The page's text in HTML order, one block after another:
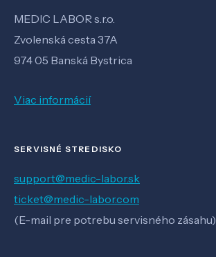
MEDIC LABOR s.r.o.
Zvolenská cesta 37A
974 05 Banská Bystrica
Viac informácií
SERVISNÉ STREDISKO
support@medic-labor.sk
ticket@medic-labor.com
(E-mail pre potrebu servisného zásahu)